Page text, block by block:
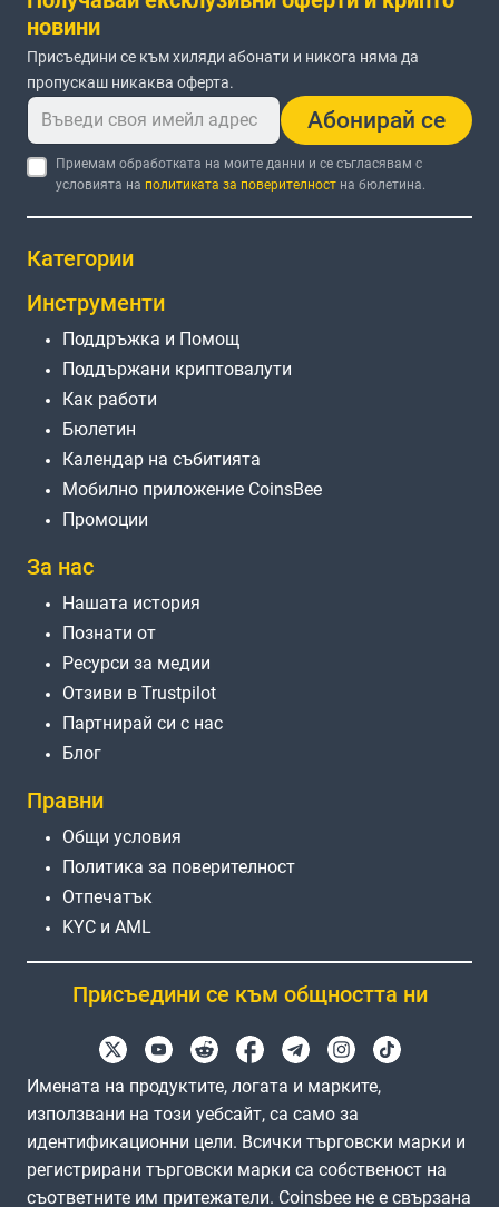
новини
Присъедини се към хиляди абонати и никога няма да
пропускаш никаква оферта.
Абонирай се
Приемам обработката на моите данни и се съгласявам с
условията на политиката за поверителност на бюлетина.
Категории
Инструменти
Поддръжка и Помощ
Поддържани криптовалути
Как работи
Бюлетин
Календар на събитията
Мобилно приложение CoinsBee
Промоции
За нас
Нашата история
Познати от
Ресурси за медии
Отзиви в Trustpilot
Партнирай си с нас
Блог
Правни
Общи условия
Политика за поверителност
Отпечатък
KYC и AML
Присъедини се към общността ни
Имената на продуктите, логата и марките,
използвани на този уебсайт, са само за
идентификационни цели. Всички търговски марки и
регистрирани търговски марки са собственост на
съответните им притежатели. Coinsbee не е свързана